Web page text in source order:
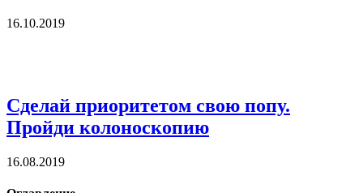
16.10.2019
Сделай приоритетом свою попу.
Пройди колоноскопию
16.08.2019